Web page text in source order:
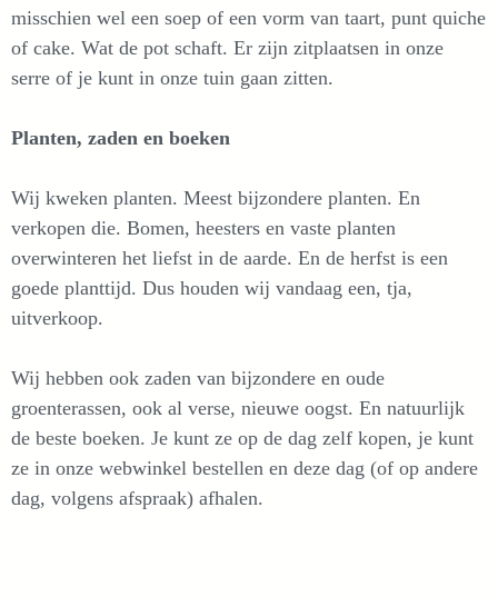
misschien wel een soep of een vorm van taart, punt quiche
of cake. Wat de pot schaft. Er zijn zitplaatsen in onze
serre of je kunt in onze tuin gaan zitten.
Planten, zaden en boeken
Wij kweken planten. Meest bijzondere planten. En
verkopen die. Bomen, heesters en vaste planten
overwinteren het liefst in de aarde. En de herfst is een
goede planttijd. Dus houden wij vandaag een, tja,
uitverkoop.
Wij hebben ook zaden van bijzondere en oude
groenterassen, ook al verse, nieuwe oogst. En natuurlijk
de beste boeken. Je kunt ze op de dag zelf kopen, je kunt
ze in onze webwinkel bestellen en deze dag (of op andere
dag, volgens afspraak) afhalen.